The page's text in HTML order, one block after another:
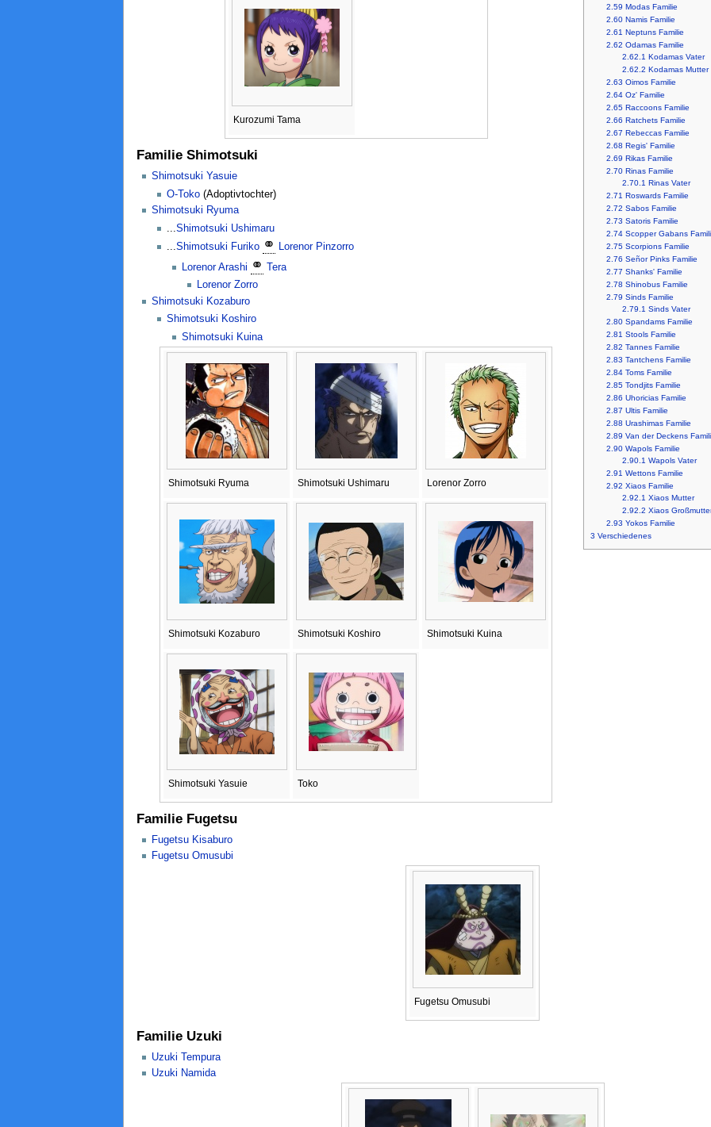
2.59 Modas Familie
2.60 Namis Familie
2.61 Neptuns Familie
2.62 Odamas Familie
2.62.1 Kodamas Vater
2.62.2 Kodamas Mutter
2.63 Oimos Familie
2.64 Oz' Familie
2.65 Raccoons Familie
2.66 Ratchets Familie
2.67 Rebeccas Familie
2.68 Regis' Familie
2.69 Rikas Familie
2.70 Rinas Familie
2.70.1 Rinas Vater
2.71 Roswards Familie
2.72 Sabos Familie
2.73 Satoris Familie
2.74 Scopper Gabans
2.75 Scorpions Familie
2.76 Señor Pinks Familie
2.77 Shanks' Familie
2.78 Shinobus Familie
2.79 Sinds Familie
2.79.1 Sinds Vater
2.80 Spandams Familie
2.81 Stools Familie
2.82 Tannes Familie
2.83 Tantchens Familie
2.84 Toms Familie
2.85 Tondjits Familie
2.86 Uhoricias Familie
2.87 Ultis Familie
2.88 Urashimas Familie
2.89 Van der Deckens
2.90 Wapols Familie
2.90.1 Wapols Vater
2.91 Wettons Familie
2.92 Xiaos Familie
2.92.1 Xiaos Mutter
2.92.2 Xiaos
2.93 Yokos Familie
3 Verschiedenes
Kurozumi Tama
Familie Shimotsuki
Shimotsuki Yasuie
O-Toko(Adoptivtochter)
Shimotsuki Ryuma
Shimotsuki Ushimaru
...Shimotsuki Furiko ⚭
Lorenor Pinzorro
Lorenor Arashi ⚭ Tera
Lorenor Zorro
Shimotsuki Kozaburo
Shimotsuki Koshiro
Shimotsuki Kuina
Shimotsuki Ryuma Shimotsuki Ushimaru Lorenor Zorro
Shimotsuki Kozaburo Shimotsuki Koshiro Shimotsuki Kuina
Shimotsuki Yasuie Toko
Familie Fugetsu
Fugetsu Kisaburo
Fugetsu Omusubi
Fugetsu Omusubi
Familie Uzuki
Uzuki Tempura
Uzuki Namida